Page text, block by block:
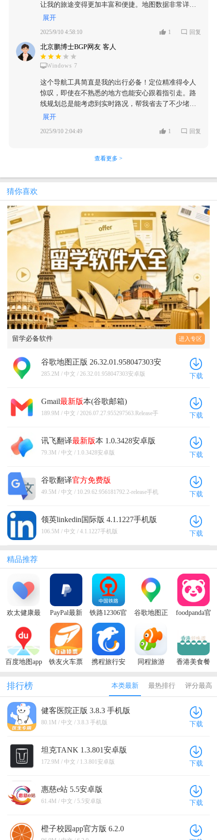
让我的旅途变得更加丰富和便捷。地图数据非常详
细，无论是城市大街还是偏远小巷，都能清晰展现。
展开
2025/9/10 4:58:10 1 回复
北京鹏博士BGP网友 客人
Windows 7
这个导航工具简直是我的出行必备！定位精准得令人
惊叹，即使在不熟悉的地方也能安心跟着指引走。路
线规划总是能考虑到实时路况，帮我省去了不少堵车
的时间。界面简洁明了，功能分区合理，每次使用都
展开
2025/9/10 2:04:49 1 回复
查看更多 >
猜你喜欢
留学必备软件 进入专区
谷歌地图正版 26.32.01.958047303安
卓版
285.2M / 中文 / 26.32.01.958047303安卓版 下载
Gmail最新版本(谷歌邮箱)
2026.07.27.955297563.Release手机版
189.9M / 中文 / 2026.07.27.955297563.Release手
下载
讯飞翻译最新版本 1.0.3428安卓版
79.3M / 中文 / 1.0.3428安卓版 下载
谷歌翻译官方免费版
10.29.62.956181792.2-release手机版
49.5M / 中文 / 10.29.62.956181792.2-release手机
下载
领英linkedin国际版 4.1.1227手机版
106.5M / 中文 / 4.1.1227手机版 下载
精品推荐
欢太健康最
PayPal最新
版本
铁路12306官
方版app
谷歌地图正
foodpanda官
百度地图app
铁友火车票
携程旅行安
版本
同程旅游
香港美食餐
排行榜 本类最新 最热排行 评分最高
健客医院正版 3.8.3 手机版
80.1M / 中文 / 3.8.3 手机版 下载
坦克TANK 1.3.801安卓版
172.9M / 中文 / 1.3.801安卓版 下载
惠慈e站 5.5安卓版
61.4M / 中文 / 5.5安卓版 下载
橙子校园app官方版 6.2.0